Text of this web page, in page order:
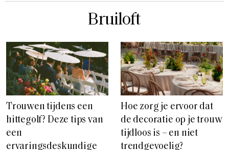
Bruiloft
Trouwen tijdens een
hittegolf? Deze tips van
een
ervaringsdeskundige
Hoe zorg je ervoor dat
de decoratie op je trouw
tijdloos is – en niet
trendgevoelig?